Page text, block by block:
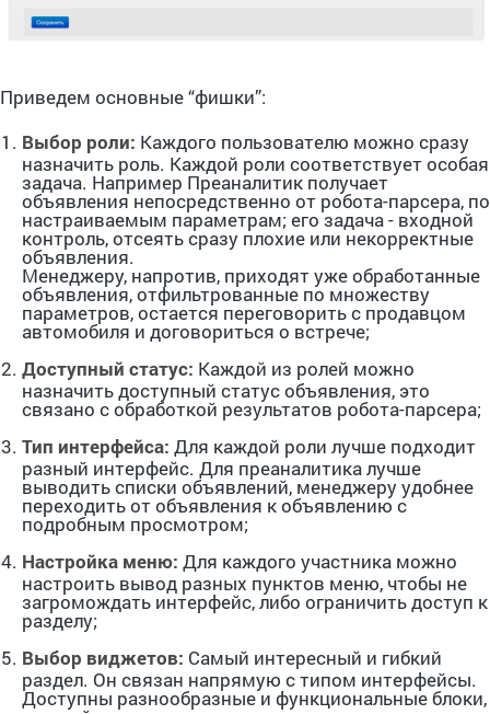
Приведем основные “фишки”:
Выбор роли: Каждого пользователю можно сразу
назначить роль. Каждой роли соответствует особая
задача. Например Преаналитик получает
объявления непосредственно от робота-парсера, по
настраиваемым параметрам; его задача - входной
контроль, отсеять сразу плохие или некорректные
объявления.
Менеджеру, напротив, приходят уже обработанные
объявления, отфильтрованные по множеству
параметров, остается переговорить с продавцом
автомобиля и договориться о встрече;
Доступный статус: Каждой из ролей можно
назначить доступный статус объявления, это
связано с обработкой результатов робота-парсера;
Тип интерфейса: Для каждой роли лучше подходит
разный интерфейс. Для преаналитика лучше
выводить списки объявлений, менеджеру удобнее
переходить от объявления к объявлению с
подробным просмотром;
Настройка меню: Для каждого участника можно
настроить вывод разных пунктов меню, чтобы не
загромождать интерфейс, либо ограничить доступ к
разделу;
Выбор виджетов: Самый интересный и гибкий
раздел. Он связан напрямую с типом интерфейсы.
Доступны разнообразные и функциональные блоки,